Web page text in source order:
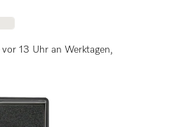
13 Uhr an Werktagen,